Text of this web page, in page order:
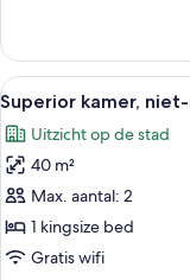
niet-
roken,
uitzicht
de
stad
(Queen)
Alle
foto's
voor
Superior
kamer,
niet-
roken,
5
Superior kamer,
Uitzicht op de stad
40 m²
Max. aantal: 2
1 kingsize bed
Gratis wifi